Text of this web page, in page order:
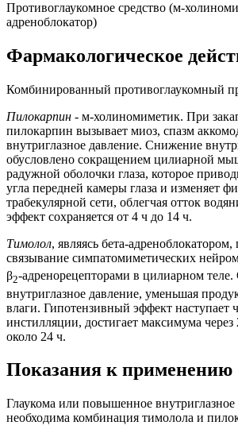
Противоглаукомное средство (м-
адреноблокатор)
Фармакологическое
Комбинированный противоглаукомный
Пилокарпин - м-холиномиметик. При
пилокарпин вызывает миоз, спазм
внутриглазное давление. Снижение
обусловлено сокращением цилиарной
радужной оболочки глаза, которое
угла передней камеры глаза и изменяет
трабекулярной сети, облегчая отток
эффект сохраняется от 4 ч до 14 ч.
Тимолол, являясь бета-
связывание симпатомиметических
β2-адренорецепторами в цилиарном
внутриглазное давление, уменьшая
влаги. Гипотензивный эффект наступает
инстилляции, достигает максимума
около 24 ч.
Показания к применению
Глаукома или повышенное внутриглазное
необходима комбинация тимолола и